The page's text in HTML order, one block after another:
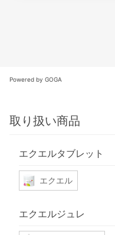
Powered by GOGA
取り扱い商品
エクエルタブレット
エクエル
エクエルジュレ